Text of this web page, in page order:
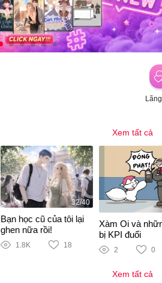
Xem tất cả
32/40
Bạn học cũ của tôi lại
ghen nữa rồi!
1.8K 18
Xàm Oi và
bị KPI đuổi
2 0
Xem tất cả